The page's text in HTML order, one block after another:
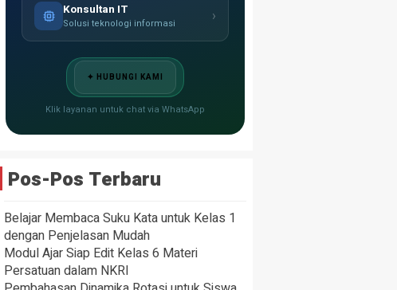
Konsultan IT
Solusi teknologi informasi ›
✦ HUBUNGI KAMI
Klik layanan untuk chat via WhatsApp
Pos-Pos Terbaru
Belajar Membaca Suku Kata untuk Kelas 1
dengan Penjelasan Mudah
Modul Ajar Siap Edit Kelas 6 Materi
Persatuan dalam NKRI